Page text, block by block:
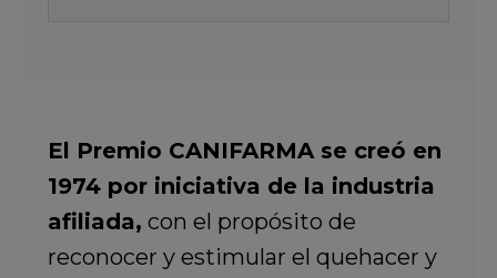
El Premio CANIFARMA se creó en
1974 por iniciativa de la industria
afiliada, con el propósito de
reconocer y estimular el quehacer y